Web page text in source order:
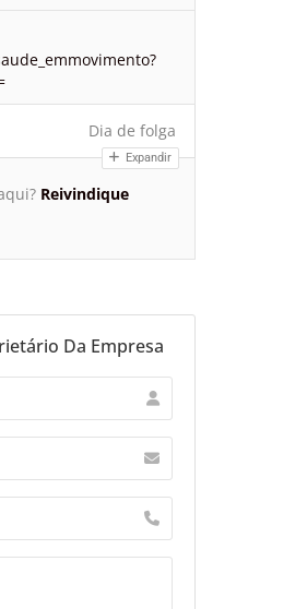
Dia de folga
Expandir
Reivindique
Da Empresa